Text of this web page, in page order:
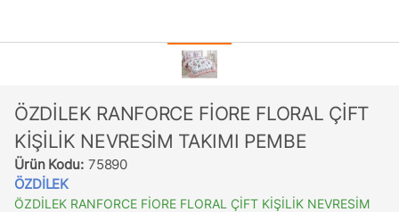
ÖZDİLEK RANFORCE FİORE FLORAL ÇİFT
KİŞİLİK NEVRESİM TAKIMI PEMBE
Ürün Kodu: 75890
ÖZDİLEK
ÖZDİLEK RANFORCE FİORE FLORAL ÇİFT KİŞİLİK NEVRESİM